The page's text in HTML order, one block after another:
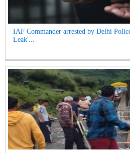
IAF Commander arrested by Delhi
Leak'...